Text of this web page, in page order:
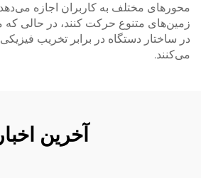
محورهای مختلف به کاربران اجازه می‌دهد
زمین‌های متنوع حرکت کنند، در حالی که
در ساختار دستگاه در برابر تخریب
می‌کنند.
آخرین اخبار